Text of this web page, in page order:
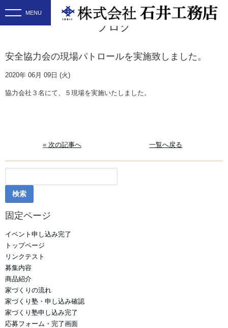
ブログ
索:
固定ページ
イベント申し込み完了
トップページ
リンクテスト
募集内容
商品紹介
家づくりの流れ
家づくり塾・申し込み確認
家づくり塾申し込み完了
応募フォーム・完了画面
安全協力会の現場パトロールを実施致しました。
2020年 06月 09日 (火)
協力会社３名にて、５現場を実施いたしました。
« 次の記事へ 一覧へ戻る